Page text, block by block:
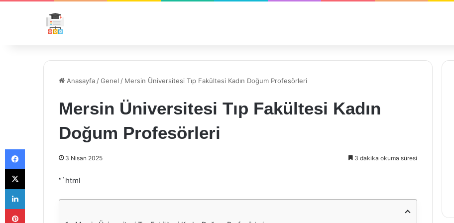
Anasayfa /Genel / Mersin Üniversitesi Tıp Fakültesi Kadın Doğum Profesörleri
Mersin Üniversitesi Tıp Fakültesi Kadın
Doğum Profesörleri
3 Nisan 2025 3 dakika okuma süresi
“`html
Facebook
X
LinkedIn
Pinterest